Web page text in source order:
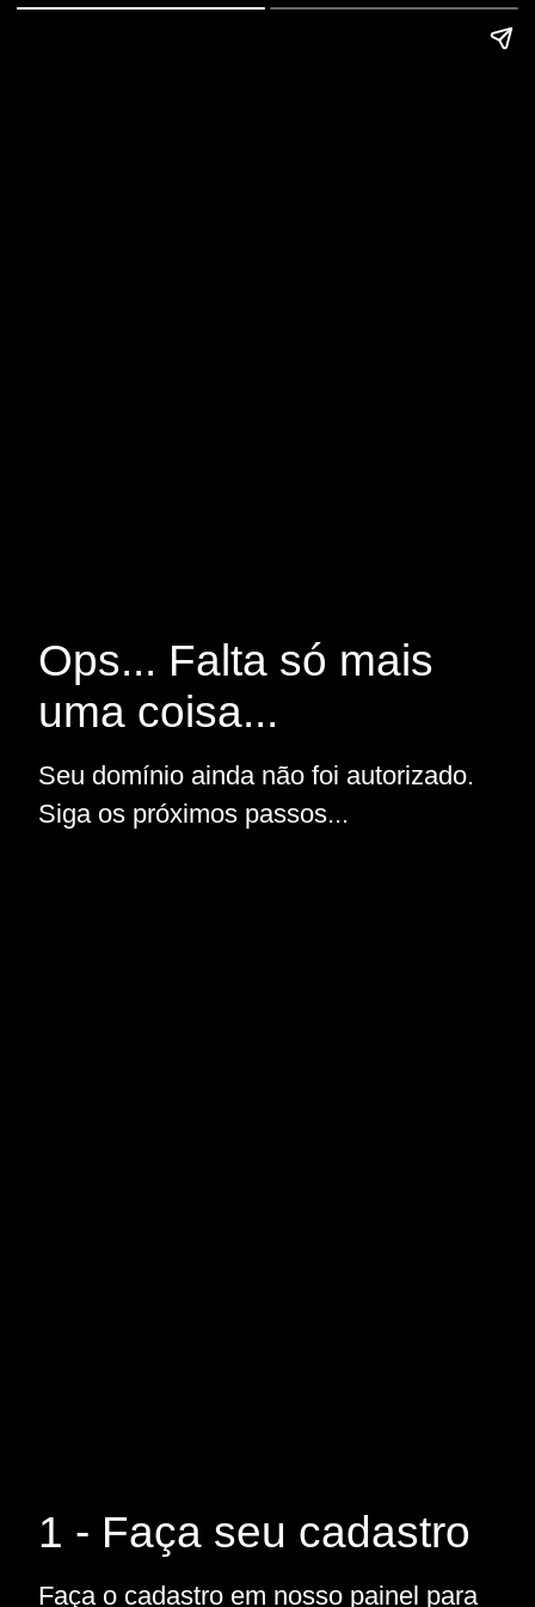
Ops... Falta só mais
uma coisa...
Seu domínio ainda não foi autorizado.
Siga os próximos passos...
1 - Faça seu cadastro
Faça o cadastro em nosso painel para